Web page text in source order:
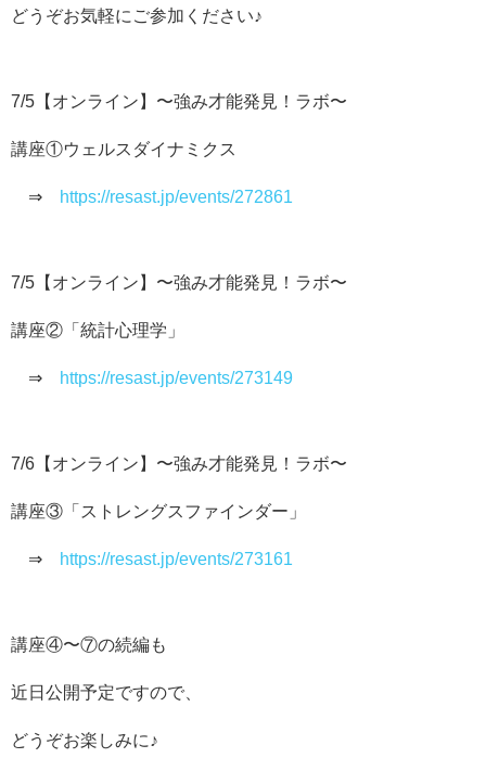
どうぞお気軽にご参加ください♪
7/5【オンライン】〜強み才能発見！ラボ〜
講座①ウェルスダイナミクス
⇒ https://resast.jp/events/272861
7/5【オンライン】〜強み才能発見！ラボ〜
講座②「統計心理学」
⇒ https://resast.jp/events/273149
7/6【オンライン】〜強み才能発見！ラボ〜
講座③「ストレングスファインダー」
⇒ https://resast.jp/events/273161
講座④〜⑦の続編も
近日公開予定ですので、
どうぞお楽しみに♪